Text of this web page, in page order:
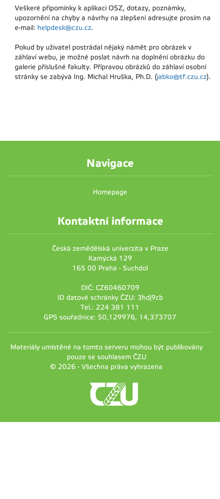
Veškeré připomínky k aplikaci OSZ, dotazy, poznámky,
upozornění na chyby a návrhy na zlepšení adresujte prosím na
e-mail: helpdesk@czu.cz.
Pokud by uživatel postrádal nějaký námět pro obrázek v
záhlaví webu, je možné poslat návrh na doplnění obrázku do
galerie příslušné fakulty. Přípravou obrázků do záhlaví osobní
stránky se zabývá Ing. Michal Hruška, Ph.D. (jabko@tf.czu.cz).
Navigace
Homepage
Kontaktní informace
Česká zemědělská univerzita v Praze
Kamýcká 129
165 00 Praha - Suchdol
DIČ: CZ60460709
ID datové schránky ČZU: 3hdj9cb
Tel.: 224 381 111
GPS souřadnice: 50,129976, 14,373707
Materiály umístěné na tomto serveru mohou být publikovány
pouze se souhlasem ČZU
© 2026 - Všechna práva vyhrazena